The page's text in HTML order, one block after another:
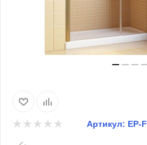
Артикул: EP-